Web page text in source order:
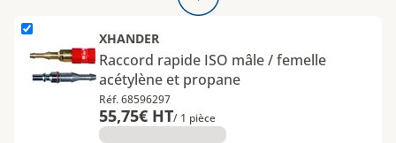
L'élément Raccord rapide ISO mâle &#x2F; femelle acétylène
XHANDER
Raccord rapide ISO mâle / femelle
acétylène et propane
Réf. 68596297
55,75€ HT/ 1 pièce